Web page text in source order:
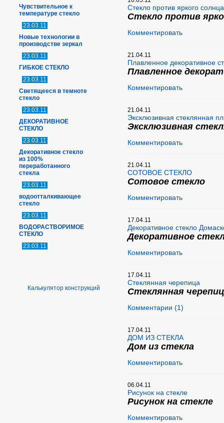
Чувствительное к
температуре стекло
23.03.11
Новые технологии в
производстве зеркал
23.03.11
ГИБКОЕ СТЕКЛО
23.03.11
Светящееся в темноте
стекло
23.03.11
ДЕКОРАТИВНОЕ
СТЕКЛО
23.03.11
Декоративное стекло
из 100%
переработанного
стекла
23.03.11
водоотталкивающее
стекло
23.03.11
ВОДОРАСТВОРИМОЕ
СТЕКЛО
23.03.11
Калькулятор конструкций
Стекло против яркого солнца
Стекло против
Комментировать
21.04.11
Плавленное декоративное
Плавленное
Комментировать
21.04.11
Эксклюзивная стеклянная
Эксклюзивная
Комментировать
21.04.11
СОТОВОЕ СТЕКЛО
Сотовое стекло
Комментировать
17.04.11
Декоративное стекло
Декоративное
Комментировать
17.04.11
Стеклянная черепица
Стеклянная
Комментарии (1)
17.04.11
ДОМ ИЗ СТЕКЛА
Дом из стекла
Комментировать
06.04.11
Рисунок на стекле
Рисунок на стекле
Комментировать